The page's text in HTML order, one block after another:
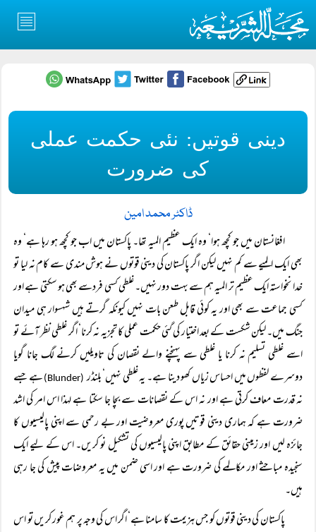
دینی قوتیں: نئی حکمت عملی
کی ضرورت
ڈاکٹر محمد امین
افغانستان میں جو کچھ ہوا‘ وہ ایک عظیم المیہ تھا۔ پاکستان میں اب جو کچھ ہو رہا ہے‘ وہ
بھی ایک المیے سے کم نہیں لیکن اگر پاکستان کی دینی قوتوں نے ہوش مندی سے کام نہ لیا تو
خدا نخواستہ ایک عظیم تر المیہ ہم سے بہت دور نہیں۔ غلطی کسی فردسے بھی ہو سکتی ہے اور
کسی جماعت سے بھی اور یہ کوئی قابل طعن بات نہیں کیونکہ گرتے ہیں شہسوار ہی میدان
جنگ میں۔ لیکن شکست کے بعد اختیار کی گئی حکمت عملی کا تجزیہ نہ کرنا‘ اگر غلطی نظر آئے تو
اسے غلطی تسلیم نہ کرنا یا غلطی سے پہنچنے والے نقصان کی تاویلیں کرنے لگ جانا گویا
دوسرے لفظوں میں احساس زیاں کھو دینا ہے۔ یہ غلطی نہیں‘ بلنڈر(Blunder)
ہے جسے
نہ قدرت معاف کرتی ہے اور نہ اس کے نقصانات سے بچا جا سکتا ہے لہذا اس امر کی اشد
ضرورت ہے کہ ہماری دینی قوتیں پوری معروضیت اور بے رحمی سے اپنی پالیسیوں کا
جائزہ لیں اور زمینی حقائق کے مطابق اپنی پالیسیوں کی تشکیل نو کریں۔ اس کے لیے ایک
سنجیدہ مباحثے اور مکالمے کی ضرورت ہے اور اسی ضمن میں یہ معروضات پیش کی جا رہی
ہیں۔
پاکستان کی دینی قوتوں کو جس ہزیمت کا سامنا ہے‘ اگر اس کی وجہ پر ہم غور کریں تو اس